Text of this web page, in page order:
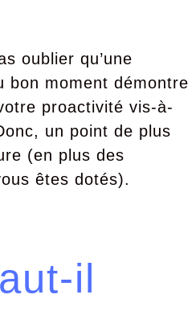
oublier qu’une
bon moment démontre
proactivité vis-à-
un point de plus
(en plus des
êtes dotés).
il